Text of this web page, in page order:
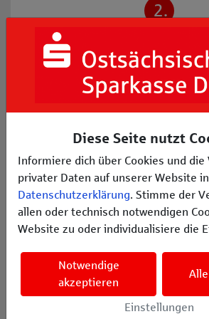
Diese Seite nutzt
Informiere dich über Cookies und die
privater Daten auf unserer Website
Datenschutzerklärung. Stimme der
allen oder technisch notwendigen
Website zu oder individualisiere die
Notwendige
akzeptieren
Einstellungen
2.
Stellen Sie uns Ihr regionales
beantragen Sie damit eine
Projekt
Nach erfolgreicher Prüfung und
erhalten Sie die Fördersumme auf
längst fällige Renovierung des
ein neues Musikprojekt geht.
Vereine und Organisationen in
Reichen Sie einfach Ihr Projekt ein